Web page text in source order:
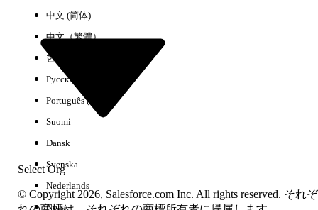
Select Org
中文 (简体)
中文（繁體）
한국어
Русский
Português (Brasil)
Suomi
Dansk
Svenska
Nederlands
Norsk
© Copyright 2026, Salesforce.com Inc. All rights reserved. それぞ